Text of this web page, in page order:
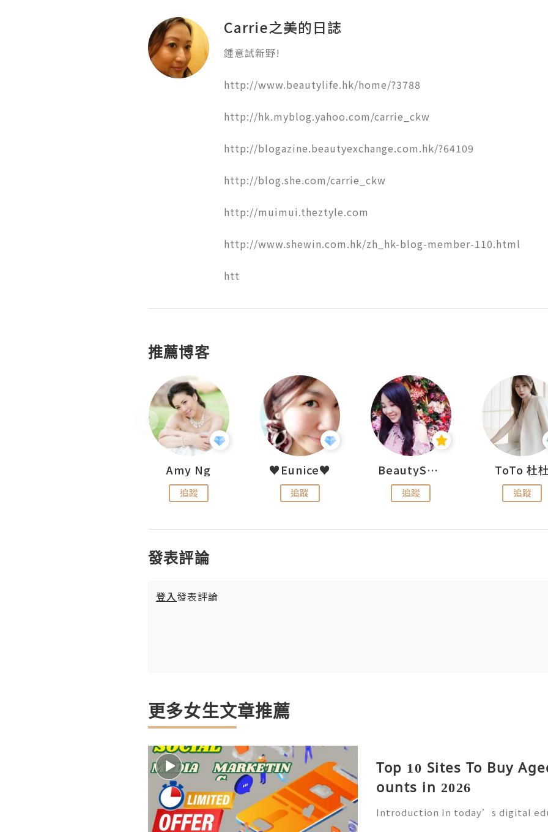
Carrie之美的日誌
鍾意試新野!
http://www.beautylife.hk/home/?3788
http://hk.myblog.yahoo.com/carrie_ckw
http://blogazine.beautyexchange.com.hk/?64109
http://blog.she.com/carrie_ckw
http://muimui.theztyle.com
http://www.shewin.com.hk/zh_hk-blog-member-110.html
htt
推薦博客
Amy Ng
追蹤
♥Eunice♥
追蹤
BeautySearch
追蹤
ToTo 杜
追蹤
發表評論
登入發表評論
更多女生文章推薦
Top 10 Sites To Buy
ounts in 2026
Introduction In today’s digital